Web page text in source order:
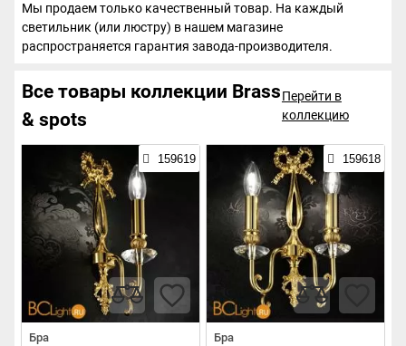
Мы продаем только качественный товар. На каждый
светильник (или люстру) в нашем магазине
распространяется гарантия завода-производителя.
Все товары коллекции Brass
& spots
Перейти в
коллекцию
159619
Бра
159618
Бра